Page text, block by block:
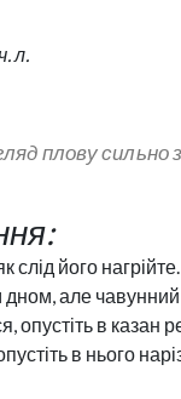
л.
плову
слід його
дном, але
опустіть в
в нього